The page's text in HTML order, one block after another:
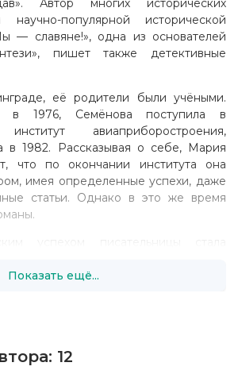
Автор многих исторических
популярной исторической
— славяне!», одна из основателей
пишет также детективные
её родители были учёными.
в 1976, Семёнова поступила в
авиаприборостроения,
в 1982. Рассказывая о себе, Мария
что по окончании института она
имея определенные успехи, даже
статьи. Однако в это же время
успехом писательницы стала
книгу в 1980, Семёнова отдала её в
развиваться дальше, в
Показать ещё...
12